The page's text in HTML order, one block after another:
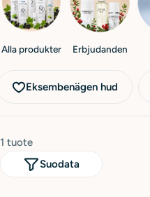
e
l
a
Alla produkter Erbjudanden
Eksembenägen hud
1 tuote
Suodata